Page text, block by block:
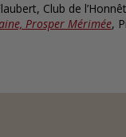
Club de
Prosper Mérimée,